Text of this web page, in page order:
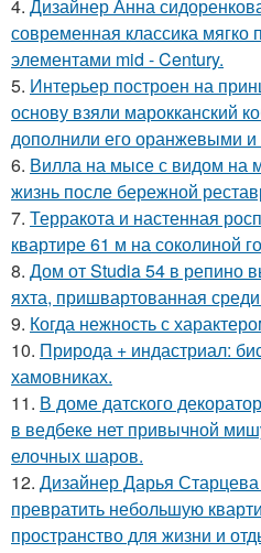
4. Дизайнер Анна
современная классика мягко
элементами mid - Century.
5. Интерьер построен на
основу взяли марокканский
дополнили его оранжевыми
6. Вилла на мысе с видом на
жизнь после бережной
7. Терракота и настенная
квартире 61 м на соколиной
8. Дом от Studia 54 в репино
яхта, пришвартованная
9. Когда нежность с
10. Природа + индастриал:
хамовниках.
11. В доме датского
в ведбеке нет привычной
елочных шаров.
12. Дизайнер Дарья Старцева
превратить небольшую
пространство для жизни и